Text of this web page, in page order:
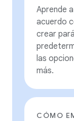
Aprende
acuerdo
crear
las
más.
CÓMO